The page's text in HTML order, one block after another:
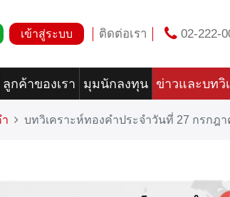
เข้าสู่ระบบ ติดต่อเรา 02-222-
ลูกค้าของเรา มุมนักลงทุน ข่าวและบทวิ
บทวิเคราะห์ทองคำประจำวันที่ 27 กรกฎา